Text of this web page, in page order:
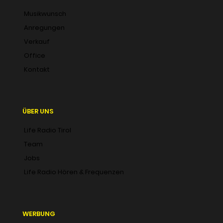
Musikwunsch
Anregungen
Verkauf
Office
Kontakt
ÜBER UNS
Life Radio Tirol
Team
Jobs
Life Radio Hören & Frequenzen
WERBUNG